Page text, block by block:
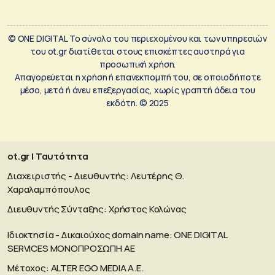
© ONE DIGITAL Το σύνολο του περιεχομένου και των υπηρεσιών
του ot.gr διατίθεται στους επισκέπτες αυστηρά για
προσωπική χρήση.
Απαγορεύεται η χρήση ή επανεκπομπή του, σε οποιοδήποτε
μέσο, μετά ή άνευ επεξεργασίας, χωρίς γραπτή άδεια του
εκδότη. © 2025
ot.gr | Ταυτότητα
Διαχειριστής - Διευθυντής: Λευτέρης Θ.
Χαραλαμπόπουλος
Διευθυντής Σύνταξης: Χρήστος Κολώνας
Ιδιοκτησία - Δικαιούχος domain name: ΟΝΕ DIGITAL
SERVICES MONOΠΡΟΣΩΠΗ ΑΕ
Μέτοχος: ALTER EGO MEDIA A.E.